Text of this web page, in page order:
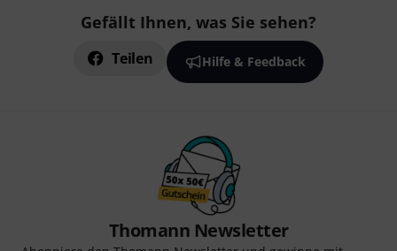
Gefällt Ihnen, was Sie sehen?
Teilen Hilfe & Feedback
Thomann Newsletter